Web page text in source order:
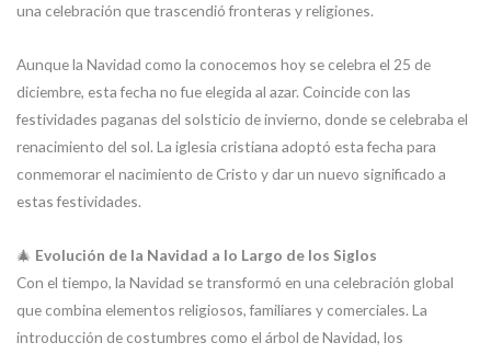
una celebración que trascendió fronteras y religiones.
Aunque la Navidad como la conocemos hoy se celebra el 25 de
diciembre, esta fecha no fue elegida al azar. Coincide con las
festividades paganas del solsticio de invierno, donde se celebraba el
renacimiento del sol. La iglesia cristiana adoptó esta fecha para
conmemorar el nacimiento de Cristo y dar un nuevo significado a
estas festividades.
🎄 Evolución de la Navidad a lo Largo de los Siglos
Con el tiempo, la Navidad se transformó en una celebración global
que combina elementos religiosos, familiares y comerciales. La
introducción de costumbres como el árbol de Navidad, los